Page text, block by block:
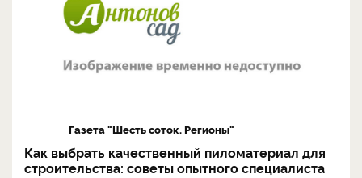
Газета "Шесть соток. Регионы"
Как выбрать качественный пиломатериал для
строительства: советы опытного специалиста